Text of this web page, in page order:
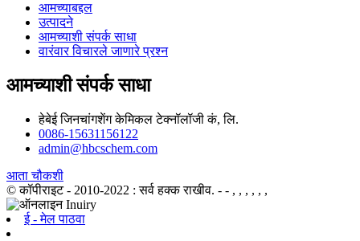
आमच्याबद्दल
उत्पादने
आमच्याशी संपर्क साधा
वारंवार विचारले जाणारे प्रश्न
आमच्याशी संपर्क साधा
हेबेई जिनचांगशेंग केमिकल टेक्नॉलॉजी कं, लि.
0086-15631156122
admin@hbcschem.com
आता चौकशी
© कॉपीराइट - 2010-2022 : सर्व हक्क राखीव. - - , , , , , ,
ई - मेल पाठवा